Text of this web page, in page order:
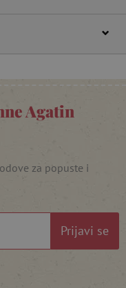
Agatin
za popuste i
Prijavi se
www.agatinsvijet.hr